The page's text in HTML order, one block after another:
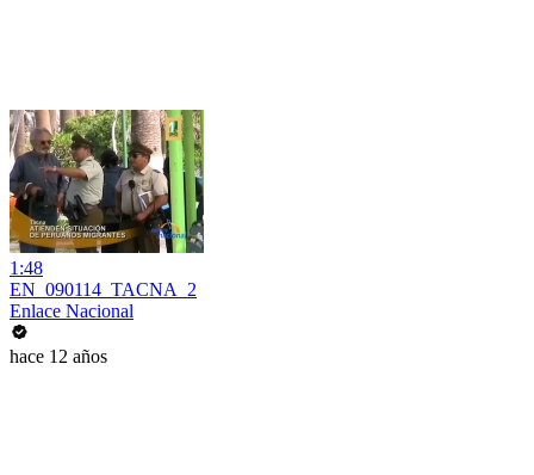
1:48
EN_090114_TACNA_2
Enlace Nacional
hace 12 años